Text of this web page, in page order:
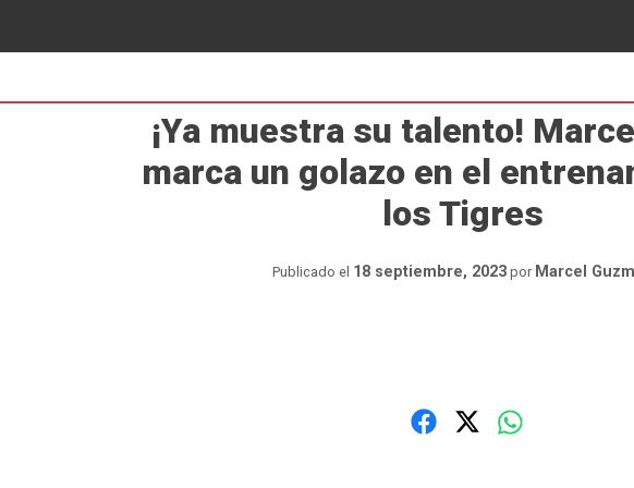
¡Ya muestra su talento!
marca un golazo en el
los Tigres
Publicado el 18 septiembre, 2023 por Marcel